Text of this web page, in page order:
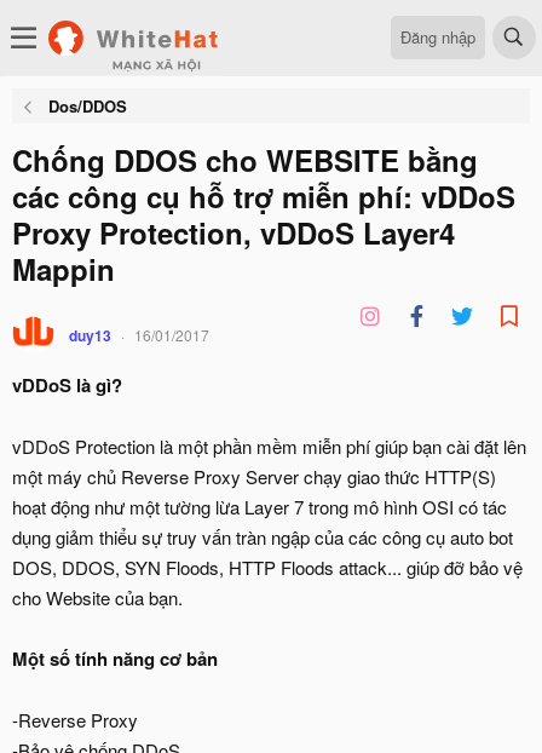
Đăng nhập
Dos/DDOS
Chống DDOS cho WEBSITE bằng
các công cụ hỗ trợ miễn phí: vDDoS
Proxy Protection, vDDoS Layer4
Mappin
duy13 16/01/2017
vDDoS là gì?
vDDoS Protection là một phần mềm miễn phí giúp bạn cài đặt lên
một máy chủ Reverse Proxy Server chạy giao thức HTTP(S)
hoạt động như một tường lừa Layer 7 trong mô hình OSI có tác
dụng giảm thiểu sự truy vấn tràn ngập của các công cụ auto bot
DOS, DDOS, SYN Floods, HTTP Floods attack... giúp đỡ bảo vệ
cho Website của bạn.
Một số tính năng cơ bản
-Reverse Proxy